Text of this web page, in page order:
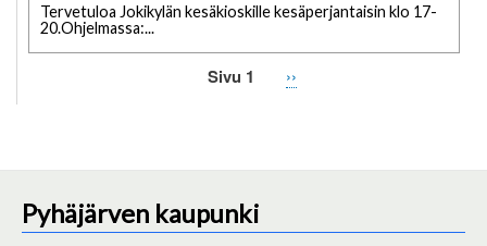
Tervetuloa Jokikylän kesäkioskille kesäperjantaisin klo 17-
20.Ohjelmassa:...
Sivu 1
Seuraava
››
Pyhäjärven kaupunki